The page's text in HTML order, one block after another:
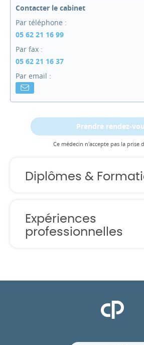
Contacter le cabinet
Par téléphone :
05 62 21 16 99
Par fax :
05 62 21 16 37
Par email :
Prendre rendez-
Ce médecin n'accepte pas la prise
Diplômes &
Expériences
professionnelles
Clinique